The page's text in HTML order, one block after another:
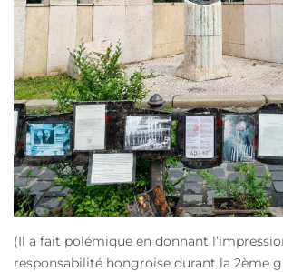
(Il a fait polémique en donnant
responsabilité hongroise durant la 2ème